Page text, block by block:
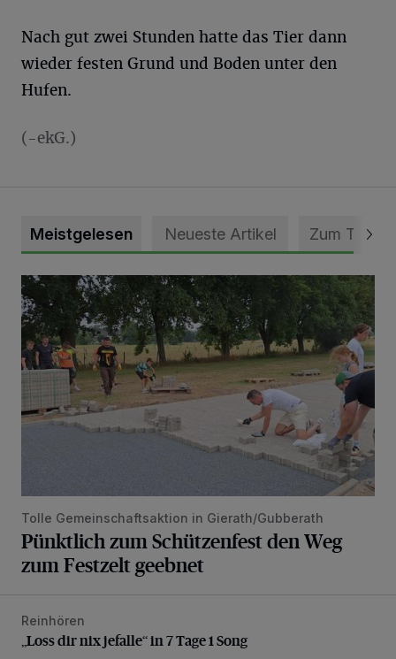
Nach gut zwei Stunden hatte das Tier dann
wieder festen Grund und Boden unter den
Hufen.
(-ekG.)
Meistgelesen Neueste Artikel Zum Thema
Pünktlich zum Schützenfest den Weg zum Festzelt
Tolle Gemeinschaftsaktion in Gierath/Gubberath
Pünktlich zum Schützenfest den Weg
zum Festzelt geebnet
„Loss dir nix jefalle“ in 7 Tage 1 Song
Reinhören
„Loss dir nix jefalle“ in 7 Tage 1 Song